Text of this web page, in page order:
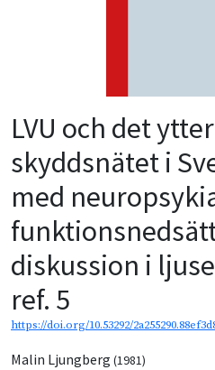
LVU och det
skyddsnätet i
med
diskussion i
ref. 5
https://doi.org/10.53292/
Malin Ljungberg (1981)